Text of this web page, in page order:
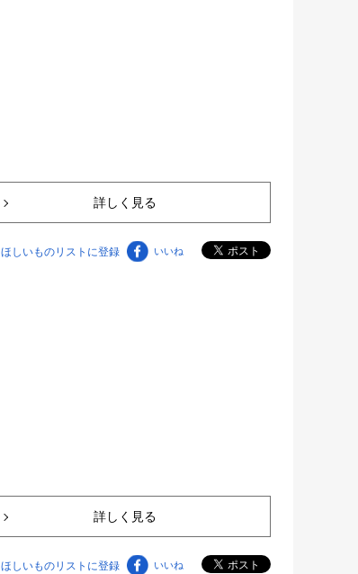
詳しく見る
ほしいものリストに登録 いいね
詳しく見る
ほしいものリストに登録 いいね